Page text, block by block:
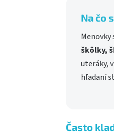
Na čo
škôlky,
uteráky,
hľadaní
Často